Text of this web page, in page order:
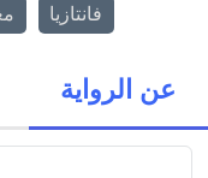
فانتازيا
عن الرواية